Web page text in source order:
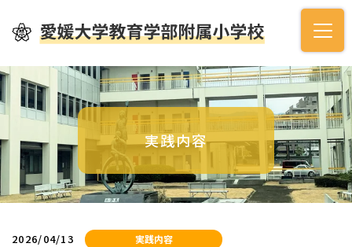
実践内容
2026/04/13 実践内容